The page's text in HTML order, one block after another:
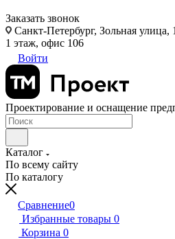
Заказать звонок
Санкт-Петербург, Зольная
1 этаж, офис 106
Войти
Проектирование и оснащение
Каталог
По всему сайту
По каталогу
Сравнение0
Избранные товары 0
Корзина 0